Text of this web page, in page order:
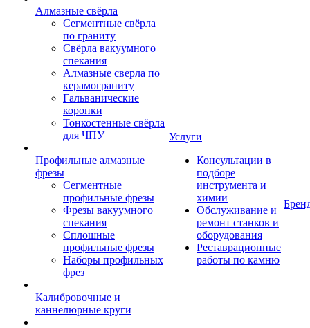
Алмазные свёрла
Сегментные свёрла
по граниту
Свёрла вакуумного
спекания
Алмазные сверла по
керамограниту
Гальванические
коронки
Тонкостенные свёрла
для ЧПУ
Профильные алмазные
фрезы
Сегментные
профильные фрезы
Фрезы вакуумного
спекания
Сплошные
профильные фрезы
Наборы профильных
фрез
Калибровочные и
каннелюрные круги
Услуги
Консультации в
подборе
инструмента и
химии
Обслуживание и
ремонт станков и
оборудования
Реставрационные
работы по камню